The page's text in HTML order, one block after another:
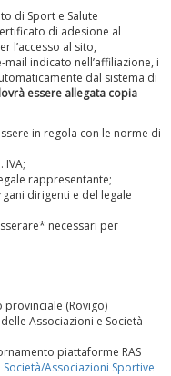
le nostre specificità"
di Sport e Salute
di adesione al
l’accesso al sito,
indicato nell’affiliazione, i
dal sistema di
essere allegata copia
in regola con le norme di
IVA;
rappresentante;
dirigenti e del legale
necessari per
(Rovigo)
Associazioni e Società
piattaforme RAS
Associazioni Sportive